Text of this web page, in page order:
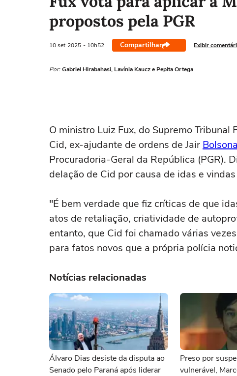
propostos pela PGR
10 set 2025 - 10h52 Compartilhar Exibir
Por: Gabriel Hirabahasi, Lavínia Kaucz e Pepita Ortega
O ministro Luiz Fux, do Supremo Tribunal
Cid, ex-ajudante de ordens de Jair
Procuradoria-Geral da República (PGR).
delação de Cid por causa de idas e
"É bem verdade que fiz críticas de que
atos de retaliação, criatividade de
entanto, que Cid foi chamado várias
para fatos novos que a própria polícia
Notícias relacionadas
Álvaro Dias desiste da disputa ao
Senado pelo Paraná após liderar
Preso por
vulnerável,